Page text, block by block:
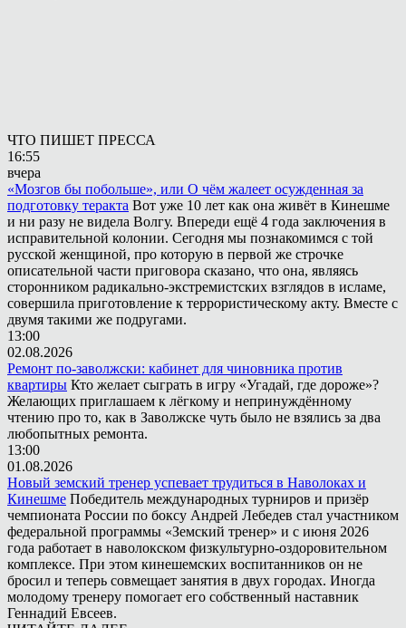
ЧТО ПИШЕТ ПРЕССА
16:55
вчера
«Мозгов бы побольше», или О чём жалеет осужденная за
подготовку теракта Вот уже 10 лет как она живёт в Кинешме
и ни разу не видела Волгу. Впереди ещё 4 года заключения в
исправительной колонии. Сегодня мы познакомимся с той
русской женщиной, про которую в первой же строчке
описательной части приговора сказано, что она, являясь
сторонником радикально-экстремистских взглядов в исламе,
совершила приготовление к террористическому акту. Вместе с
двумя такими же подругами.
13:00
02.08.2026
Ремонт по-заволжски: кабинет для чиновника против
квартиры Кто желает сыграть в игру «Угадай, где дороже»?
Желающих приглашаем к лёгкому и непринуждённому
чтению про то, как в Заволжске чуть было не взялись за два
любопытных ремонта.
13:00
01.08.2026
Новый земский тренер успевает трудиться в Наволоках и
Кинешме Победитель международных турниров и призёр
чемпионата России по боксу Андрей Лебедев стал участником
федеральной программы «Земский тренер» и с июня 2026
года работает в наволокском физкультурно-оздоровительном
комплексе. При этом кинешемских воспитанников он не
бросил и теперь совмещает занятия в двух городах. Иногда
молодому тренеру помогает его собственный наставник
Геннадий Евсеев.